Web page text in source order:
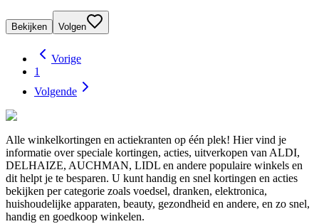
Bekijken Volgen
Vorige
1
Volgende
Alle winkelkortingen en actiekranten op één plek! Hier vind je
informatie over speciale kortingen, acties, uitverkopen van ALDI,
DELHAIZE, AUCHMAN, LIDL en andere populaire winkels en
dit helpt je te besparen. U kunt handig en snel kortingen en acties
bekijken per categorie zoals voedsel, dranken, elektronica,
huishoudelijke apparaten, beauty, gezondheid en andere, en zo snel,
handig en goedkoop winkelen.